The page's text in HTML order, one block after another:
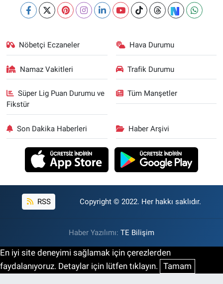
Nöbetçi Eczaneler Hava Durumu
Namaz Vakitleri Trafik Durumu
Süper Lig Puan Durumu ve
Fikstür
Tüm Manşetler
Son Dakika Haberleri Haber Arşivi
RSS Copyright © 2022. Her hakkı saklıdır.
Haber Yazılımı: TE Bilişim
En iyi site deneyimi sağlamak için çerezlerden
faydalanıyoruz. Detaylar için lütfen tıklayın. Tamam